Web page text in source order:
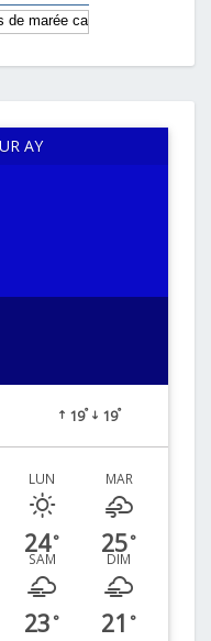
AY
19° 19°
LUN
24°
MAR
25°
SAM
23 °
DIM
21 °